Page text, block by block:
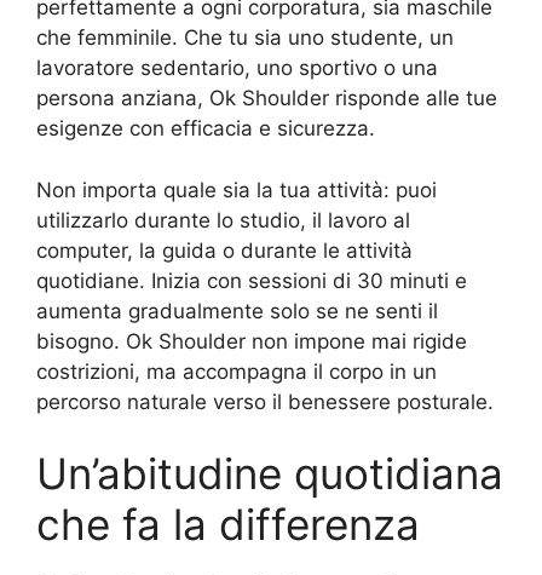
perfettamente a ogni corporatura, sia maschile
che femminile. Che tu sia uno studente, un
lavoratore sedentario, uno sportivo o una
persona anziana, Ok Shoulder risponde alle tue
esigenze con efficacia e sicurezza.
Non importa quale sia la tua attività: puoi
utilizzarlo durante lo studio, il lavoro al
computer, la guida o durante le attività
quotidiane. Inizia con sessioni di 30 minuti e
aumenta gradualmente solo se ne senti il
bisogno. Ok Shoulder non impone mai rigide
costrizioni, ma accompagna il corpo in un
percorso naturale verso il benessere posturale.
Un’abitudine quotidiana
che fa la differenza